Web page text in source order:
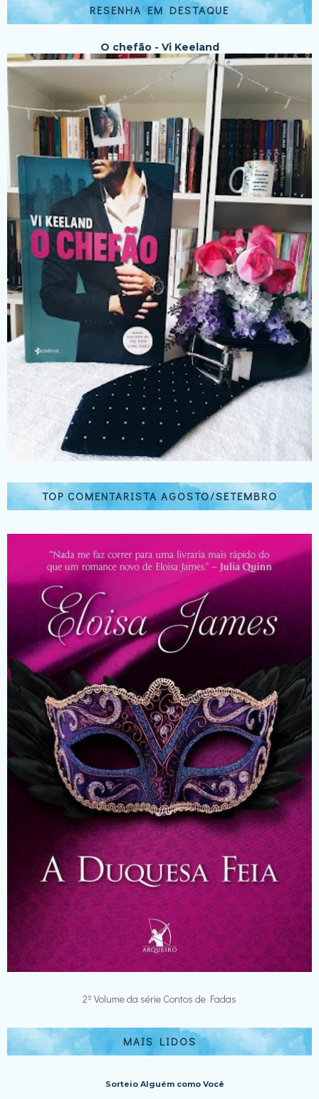
RESENHA EM DESTAQUE
O chefão - Vi Keeland
TOP COMENTARISTA AGOSTO/SETEMBRO
2º Volume da série Contos de Fadas
MAIS LIDOS
Sorteio Alguém como Você